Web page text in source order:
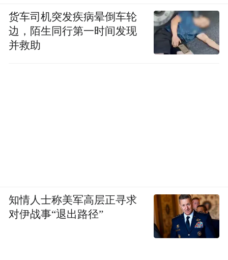
货车司机突发疾病晕倒车轮
边，陌生同行第一时间发现
并救助
知情人士称美军高层正寻求
对伊战事“退出路径”